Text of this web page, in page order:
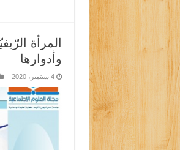
المرأة
وأدوارها
4 سبتمبر، 2020